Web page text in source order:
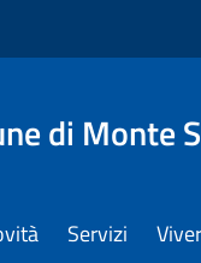
di Monte
Servizi